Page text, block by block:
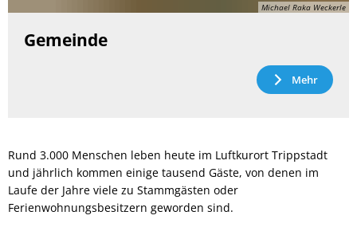
Michael Raka Weckerle
Gemeinde
Mehr
Rund 3.000 Menschen leben heute im Luftkurort Trippstadt
und jährlich kommen einige tausend Gäste, von denen im
Laufe der Jahre viele zu Stammgästen oder
Ferienwohnungsbesitzern geworden sind.